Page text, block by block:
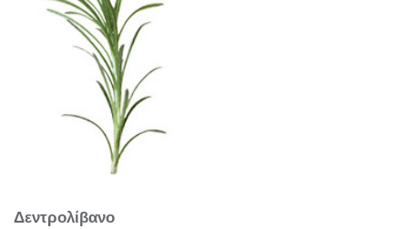
Δεντρολίβανο